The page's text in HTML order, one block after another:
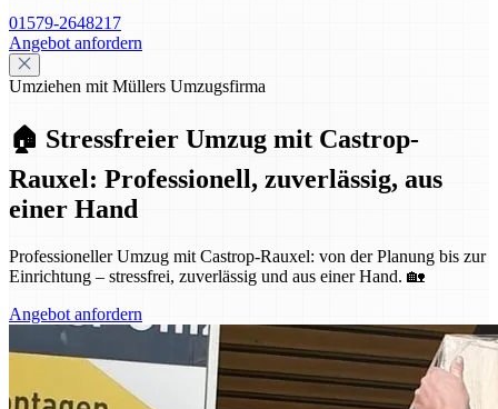
01579-2648217
Angebot anfordern
Umziehen mit Müllers Umzugsfirma
🏠 Stressfreier Umzug mit Castrop-
Rauxel: Professionell, zuverlässig, aus
einer Hand
Professioneller Umzug mit Castrop-Rauxel: von der Planung bis zur
Einrichtung – stressfrei, zuverlässig und aus einer Hand. 🏡
Angebot anfordern